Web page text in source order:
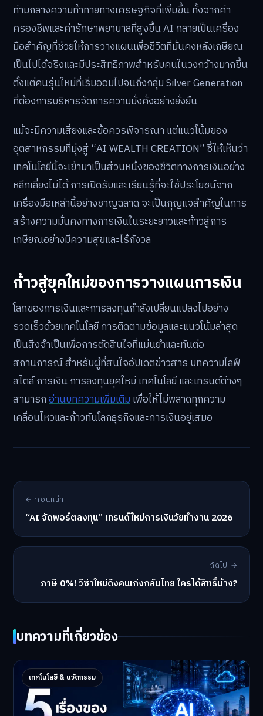
ท่ามกลางความท้าทายทางเศรษฐกิจที่เพิ่มขึ้น ทั้งจากค่า
ครองชีพและค่ารักษาพยาบาลที่สูงขึ้น AI กลายเป็นเครื่อง
มือสำคัญที่ช่วยให้การวางแผนเพื่อชีวิตที่มั่นคงหลังเกษียณ
เป็นไปได้จริงและมีประสิทธิภาพสำหรับคนในวงกว้างมากขึ้น
ตั้งแต่คนรุ่นใหม่ที่เริ่มออมไปจนถึงกลุ่ม Silver Generation
ที่ต้องการบริหารจัดการความมั่งคั่งอย่างยั่งยืน
แม้จะมีความเสี่ยงและข้อควรพิจารณา แต่แนวโน้มของ
อุตสาหกรรมที่มุ่งสู่ “AI WEALTH CREATION” ชี้ให้เห็นว่า
เทคโนโลยีนี้จะเข้ามาเป็นส่วนหนึ่งของชีวิตทางการเงินอย่าง
หลีกเลี่ยงไม่ได้ การเปิดรับและเรียนรู้ที่จะใช้ประโยชน์จาก
เครื่องมือเหล่านี้อย่างชาญฉลาด จะเป็นกุญแจสำคัญในการ
สร้างความมั่นคงทางการเงินในระยะยาวและก้าวสู่การ
เกษียณอย่างมีความสุขและไร้กังวล
ก้าวสู่ยุคใหม่ของการวางแผนการเงิน
โลกของการเงินและการลงทุนกำลังเปลี่ยนแปลงไปอย่าง
รวดเร็วด้วยเทคโนโลยี การติดตามข้อมูลและแนวโน้มล่าสุด
เป็นสิ่งจำเป็นเพื่อการตัดสินใจที่แม่นยำและทันต่อ
สถานการณ์ สำหรับผู้ที่สนใจอัปเดตข่าวสาร บทความไลฟ์
สไตล์ การเงิน การลงทุนยุคใหม่ เทคโนโลยี และเทรนด์ต่างๆ
สามารถอ่านบทความเพิ่มเติมเพื่อให้ไม่พลาดทุกความ
เคลื่อนไหวและก้าวทันโลกธุรกิจและการเงินอยู่เสมอ
← ก่อนหน้า
“AI จัดพอร์ตลงทุน” เทรนด์ใหม่การเงินวัยทำงาน 2026
ถัดไป →
ภาษี 0%! วีซ่าใหม่ดึงคนเก่งกลับไทย ใครได้สิทธิ์บ้าง?
บทความที่เกี่ยวข้อง
เทคโนโลยี & นวัตกรรม
5 เรื่องของ AI Technology ที่กำลังเปลี่ยนโลก
ในปี 2026
5 AI Technology ที่กำล…